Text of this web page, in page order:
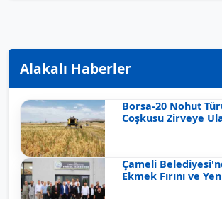
Alakalı Haberler
Borsa-20 Nohut
Coşkusu Zirveye
Çameli
Ekmek Fırını ve